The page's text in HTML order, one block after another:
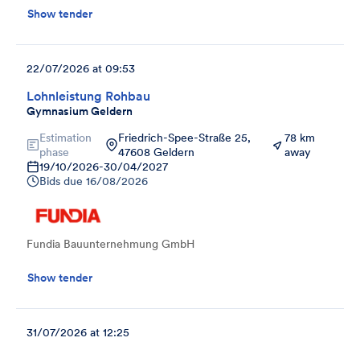
Show tender
Lohnleistung Rohbau
Gymnasium Geldern
22/07/2026 at 09:53
Estimation
phase
Friedrich-Spee-Straße 25,
47608 Geldern
78 km
away
19/10/2026-30/04/2027
Bids due 16/08/2026
Fundia Bauunternehmung GmbH
Show tender
31/07/2026 at 12:25